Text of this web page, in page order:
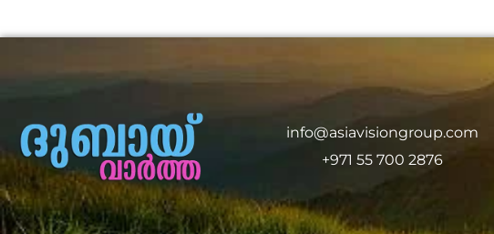
info@asiavisiongroup.com
+971 55 700 2876